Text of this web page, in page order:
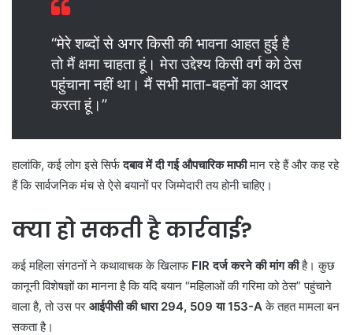
“मेरे शब्दों से अगर किसी की भावना आहत हुई है
तो मैं क्षमा चाहता हूं। मेरा उद्देश्य किसी वर्ग को ठेस
पहुंचाना नहीं था। मैं सभी माता-बहनों का आदर
करता हूं।”
हालांकि, कई लोग इसे सिर्फदबाव में दी गई औपचारिक माफीमान रहे हैं और कह रहे
हैं कि सार्वजनिक मंच से ऐसे बयानों पर जिम्मेदारी तय होनी चाहिए।
क्या हो सकती है कार्रवाई?
कई महिला संगठनों ने कथावाचक के खिलाफ FIR दर्ज करने की मांग कीहै। कुछ
कानूनी विशेषज्ञों का मानना है कि यदि बयान “महिलाओं की गरिमा को ठेस” पहुंचाने
वाला है, तो उस पर आईपीसी की धारा 294, 509 या 153-Aके तहत मामला बन
सकता है।